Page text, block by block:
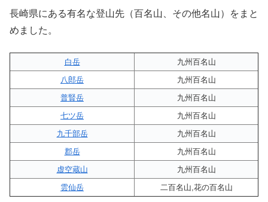
長崎県にある有名な登山先（百名山、その他名山）をまと
めました。
白岳
九州百名山
八郎岳
九州百名山
普賢岳
九州百名山
七ツ岳
九州百名山
九千部岳
九州百名山
郡岳
九州百名山
虚空蔵山
九州百名山
雲仙岳
二百名山,花の百名山